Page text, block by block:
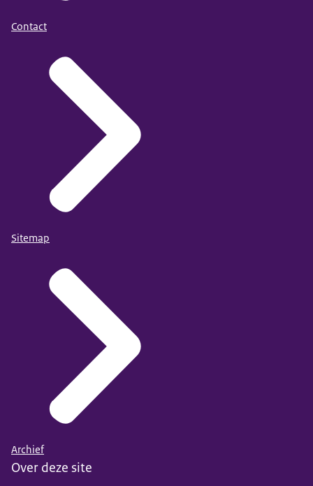
Contact
Sitemap
Archief
Over deze site